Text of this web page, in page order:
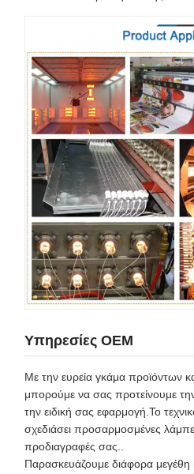
Υπηρεσίες OEM
Με την ευρεία γκάμα προϊόντων
μπορούμε να σας προτείνουμε
την ειδική σας εφαρμογή.Το
σχεδιάσει προσαρμοσμένες
προδιαγραφές σας..
Παρασκευάζουμε διάφορα μεγέθη